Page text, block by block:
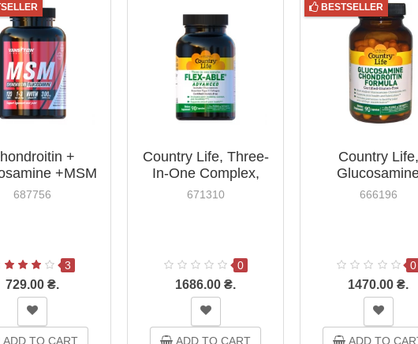
+
+MSM
Vansiton
687756
3
729.00 ₴.
ADD TO CART
Country Life, Three-
In-One Complex,
Flex-Able Advanced,
671310
0
1686.00 ₴.
ADD TO CART
BESTSELLER
Country Life,
Chondroitin
666196
0
1470.00 ₴.
ADD TO